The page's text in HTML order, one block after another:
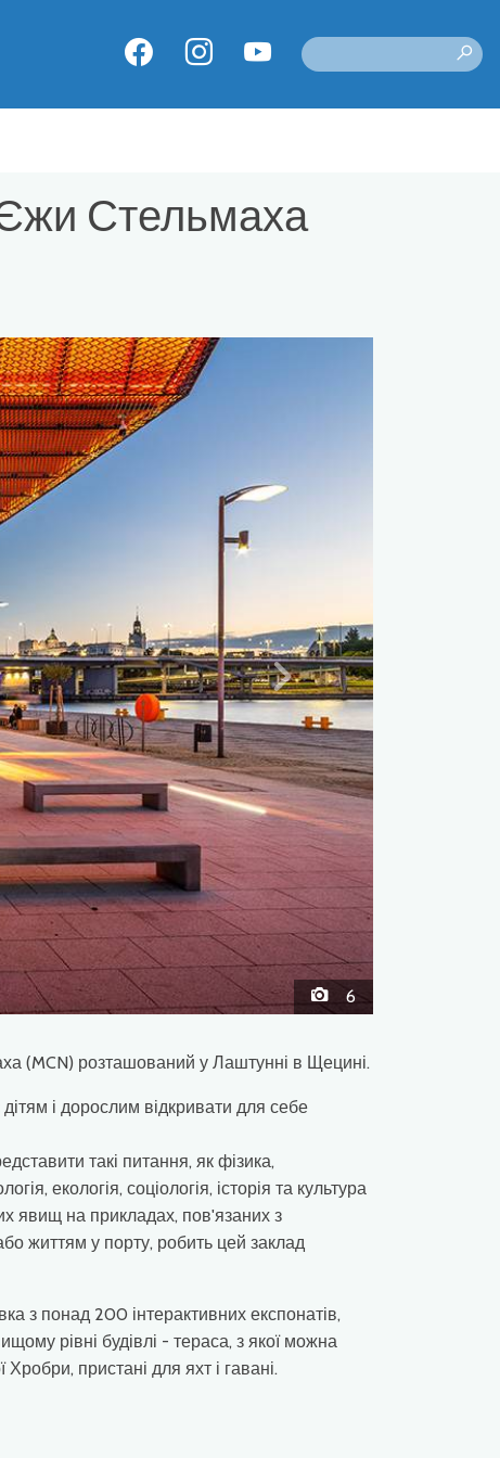
Стельмаха
6
(MCN) розташований у Лаштунні в Щецині.
і дорослим відкривати для себе
такі питання, як фізика,
екологія, соціологія, історія та культура
явищ на прикладах, пов'язаних з
життям у порту, робить цей заклад
з понад 200 інтерактивних експонатів,
рівні будівлі - тераса, з якої можна
пристані для яхт і гавані.